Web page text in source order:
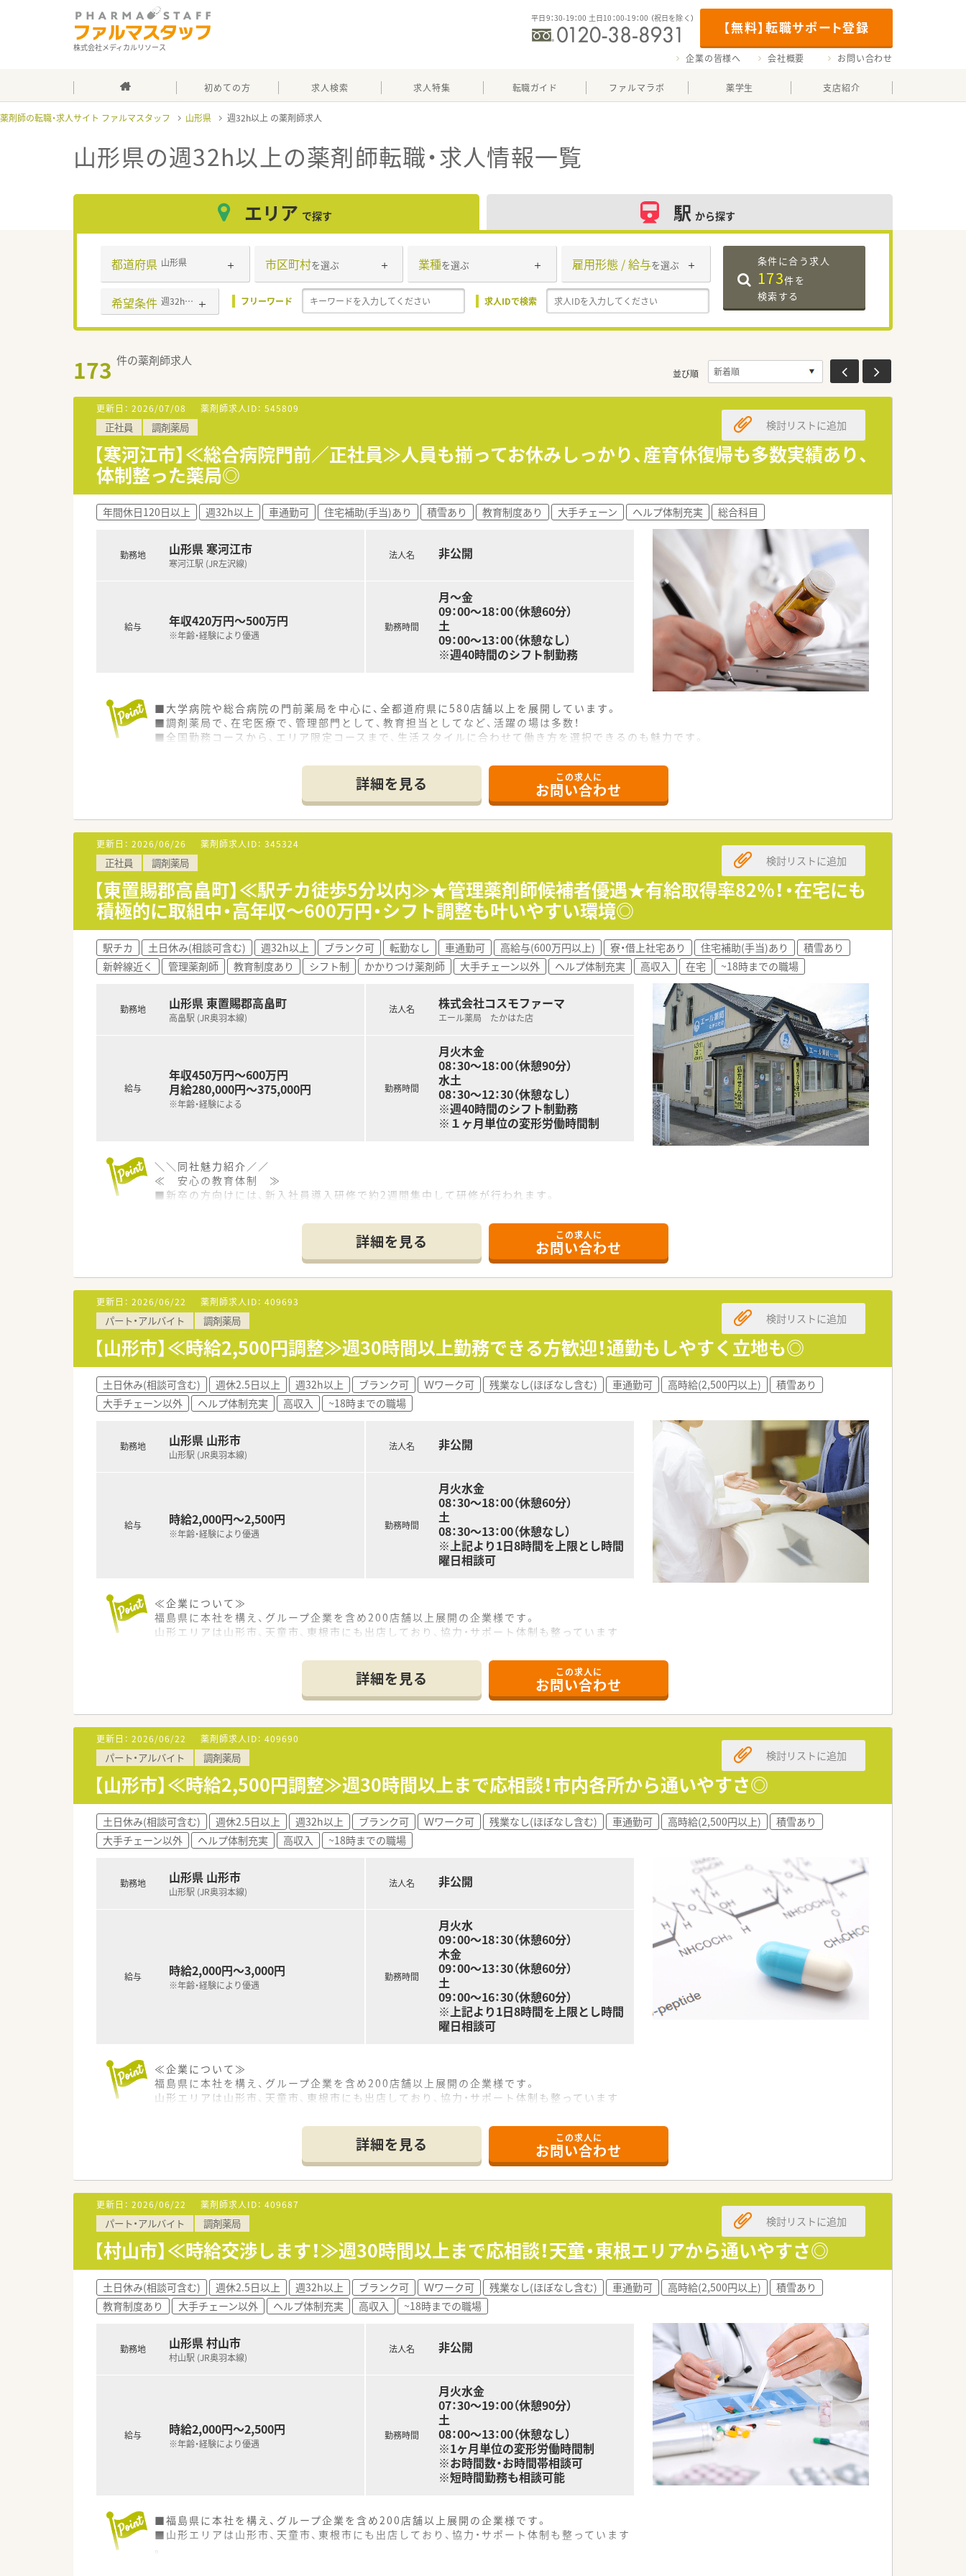
株式会社メディカルリソース
【無料】転職サポート登録
平日9：30-19：00 土日10：00-19：00 （祝日を除く）
企業の皆様へ 会社概要 お問い合わせ
初めての方 求人検索 求人特集 転職ガイド ファルマラボ 薬学生 支店紹介
薬剤師の転職・求人サイト ファルマスタッフ 山形県 週32h以上
山形県の週32h以上の薬剤師転職・求人情報一覧
エリア で探す 駅 から探す
都道府県 山形県 市区町村を選ぶ 業種を選ぶ 雇用形態 / 給与を選ぶ
希望条件 週32h以上 フリーワード 求人IDで検索
条件に合う求人
173件を
検索する
173 件の薬剤師求人
並び順
更新日： 2026/07/08 薬剤師求人ID： 545809
正社員 調剤薬局
【寒河江市】≪総合病院門前／正社員≫人員も揃ってお休みしっかり、産育休復帰も多数実績あり、
体制整った薬局◎
検討リストに追加
年間休日120日以上 週32h以上 車通勤可 住宅補助(手当)あり 積雪あり 教育制度あり 大手チェーン ヘルプ体制充実 総合科目
勤務地 山形県 寒河江市
寒河江駅 (JR左沢線)
給与 年収420万円～500万円
※年齢・経験により優遇
法人名 非公開
勤務時間
月～金
09：00～18：00（休憩60分）
土
09：00～13：00（休憩なし）
※週40時間のシフト制勤務
■大学病院や総合病院の門前薬局を中心に、全都道府県に580店舗以上を展開しています。
■調剤薬局で、在宅医療で、管理部門として、教育担当としてなど、活躍の場は多数！
■全国勤務コースから、エリア限定コースまで、生活スタイルに合わせて働き方を選択できるのも魅力です。
詳細を見る この求人に
お問い合わせ
更新日： 2026/06/26 薬剤師求人ID： 345324
正社員 調剤薬局
【東置賜郡高畠町】≪駅チカ徒歩5分以内≫★管理薬剤師候補者優遇★有給取得率82％！・在宅にも
積極的に取組中・高年収～600万円・シフト調整も叶いやすい環境◎
検討リストに追加
駅チカ 土日休み(相談可含む) 週32h以上 ブランク可 転勤なし 車通勤可 高給与(600万円以上) 寮・借上社宅あり 住宅補助(手当)あり
積雪あり
新幹線近く
管理薬剤師 教育制度あり シフト制 かかりつけ薬剤師 大手チェーン以外 ヘルプ体制充実 高収入 在宅 ~18時までの職場
勤務地 山形県 東置賜郡高畠町
高畠駅 (JR奥羽本線)
給与
年収450万円～600万円
月給280,000円～375,000円
※年齢・経験による
法人名 株式会社コスモファーマ
エール薬局 たかはた店
勤務時間
月火木金
08：30～18：00（休憩90分）
水土
08：30～12：30（休憩なし）
※週40時間のシフト制勤務
※１ヶ月単位の変形労働時間制
＼＼同社魅力紹介／／
≪ 安心の教育体制 ≫
■新卒の方向けには、新入社員導入研修で約2週間集中して研修が行われます。
※中途入社の方は、OJT研修として店舗の先輩社員から教えていただきながら、業務を覚えていただきます！
■社外研修として、ファーマシーセミナーや日本薬剤師会主催の研修会・学術大会にご希望がある方はご参加いただけます。
◆有給休暇の取得や育児休暇など、従業員の皆さんが長く働ける環境を整えております。
◆シフトは本社が作成しており、店舗全体のバランスを見て、無理のない人数体制で勤務できるよう調整しております。
◆お互い様の風土が根付けており、有給休暇の取得率が80％以上と高水準です。
◆育児休暇取得率は90％以上で、男性の育休実績もあり、お仕事とプライベートの両立が図れる環境です。
≪ 企業について ≫
福島県郡山市に本社をおき、福島県を中心とし多数店舗展開している薬局です。
地域に根ざした店舗展開をベースに、地域医療に開かれた薬局作りを目指しています。
同じエリアに複数店舗があることが多く、通勤範囲内でさまざまな経験を積んでいただけます。
JR高畠駅から徒歩5分圏内でお車通勤でも電車でも通勤しやすい立地です！
新幹線停車駅ですので県外からお越しの方も帰省しやすい環境です。
★管理薬剤師の経験を活かして働きたい方、あるいは今後目指している方
★ライフステージに合わせて長く働きたい方
★様々な店舗で幅広く学びたい方
詳細を見る この求人に
お問い合わせ
更新日： 2026/06/22 薬剤師求人ID： 409693
パート・アルバイト 調剤薬局
【山形市】≪時給2,500円調整≫週30時間以上勤務できる方歓迎！通勤もしやすく立地も◎
検討リストに追加
土日休み(相談可含む) 週休2.5日以上 週32h以上 ブランク可 Ｗワーク可 残業なし(ほぼなし含む) 車通勤可 高時給(2,500円以上)
積雪あり
大手チェーン以外
ヘルプ体制充実 高収入 ~18時までの職場
勤務地 山形県 山形市
山形駅 (JR奥羽本線)
給与 時給2,000円～2,500円
※年齢・経験により優遇
法人名 非公開
勤務時間
月火水金
08：30～18：00（休憩60分）
土
08：30～13：00（休憩なし）
※上記より1日8時間を上限とし時間
曜日相談可
≪企業について≫
福島県に本社を構え、グループ企業を含め200店舗以上展開の企業様です。
山形エリアは山形市、天童市、東根市にも出店しており、協力・サポート体制も整っています
詳細を見る この求人に
お問い合わせ
更新日： 2026/06/22 薬剤師求人ID： 409690
パート・アルバイト 調剤薬局
【山形市】≪時給2,500円調整≫週30時間以上まで応相談！市内各所から通いやすさ◎
検討リストに追加
土日休み(相談可含む) 週休2.5日以上 週32h以上 ブランク可 Ｗワーク可 残業なし(ほぼなし含む) 車通勤可 高時給(2,500円以上)
積雪あり
大手チェーン以外
ヘルプ体制充実 高収入 ~18時までの職場
勤務地 山形県 山形市
山形駅 (JR奥羽本線)
給与 時給2,000円～3,000円
※年齢・経験により優遇
法人名 非公開
勤務時間
月火水
09：00～18：30（休憩60分）
木金
09：00～13：30（休憩60分）
土
09：00～16：30（休憩60分）
※上記より1日8時間を上限とし時間
曜日相談可
≪企業について≫
福島県に本社を構え、グループ企業を含め200店舗以上展開の企業様です。
山形エリアは山形市、天童市、東根市にも出店しており、協力・サポート体制も整っています
詳細を見る この求人に
お問い合わせ
更新日： 2026/06/22 薬剤師求人ID： 409687
パート・アルバイト 調剤薬局
【村山市】≪時給交渉します！≫週30時間以上まで応相談！天童・東根エリアから通いやすさ◎
検討リストに追加
土日休み(相談可含む) 週休2.5日以上 週32h以上 ブランク可 Ｗワーク可 残業なし(ほぼなし含む) 車通勤可 高時給(2,500円以上)
積雪あり
教育制度あり
大手チェーン以外 ヘルプ体制充実 高収入 ~18時までの職場
勤務地 山形県 村山市
村山駅 (JR奥羽本線)
給与 時給2,000円～2,500円
※年齢・経験により優遇
法人名 非公開
勤務時間
月火水金
07：30～19：00（休憩90分）
土
08：00～13：00（休憩なし）
※1ヶ月単位の変形労働時間制
※お時間数・お時間帯相談可
※短時間勤務も相談可能
■福島県に本社を構え、グループ企業を含め200店舗以上展開の企業様です。
■山形エリアは山形市、天童市、東根市にも出店しており、協力・サポート体制も整っています
。